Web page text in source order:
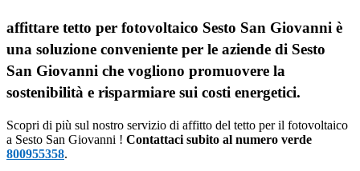
affittare tetto per fotovoltaico Sesto San Giovanni è
una soluzione conveniente per le aziende di Sesto
San Giovanni che vogliono promuovere la
sostenibilità e risparmiare sui costi energetici.
Scopri di più sul nostro servizio di affitto del tetto per il fotovoltaico
a Sesto San Giovanni ! Contattaci subito al numero verde
800955358.